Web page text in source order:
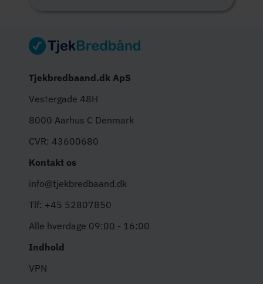
Tjekbredbaand.dk ApS
Vestergade 48H
8000 Aarhus C Denmark
CVR: 43600680
Kontakt os
info@tjekbredbaand.dk
Tlf: +45 52807850
Alle hverdage 09:00 - 16:00
Indhold
VPN